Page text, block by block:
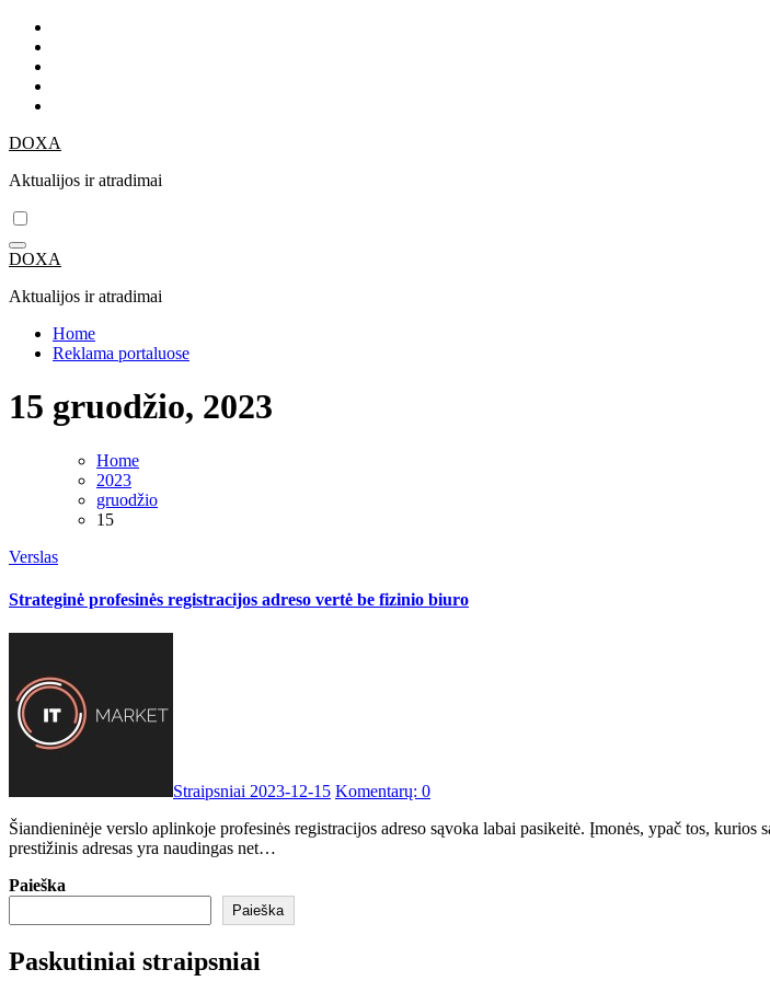
Skip
content
DOXA
Aktualijos ir atradimai
DOXA
Aktualijos ir atradimai
Home
Reklama portaluose
15 gruodžio, 2023
Home
2023
gruodžio
15
Verslas
Strateginė profesinės registracijos adreso vertė be fizinio biuro
Straipsniai 2023-12-15 Komentarų: 0
Šiandieninėje verslo aplinkoje profesinės registracijos adreso sąvoka labai pasikeitė. Įmonės, ypač tos, kurios savo registracijos adresui renkasi tokius kosmopolitiškus centrus kaip Vilnius, dažnai pastebi, kad
prestižinis adresas yra naudingas net…
Paieška
Paieška
Paskutiniai straipsniai